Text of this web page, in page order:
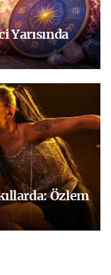
Yarısında
Özlem